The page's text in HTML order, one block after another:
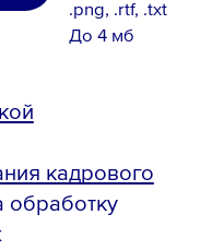
.png, .rtf, .txt
До 4 мб
кадрового
обработку